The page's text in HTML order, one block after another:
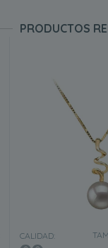
PRODUCTOS
CALIDAD: